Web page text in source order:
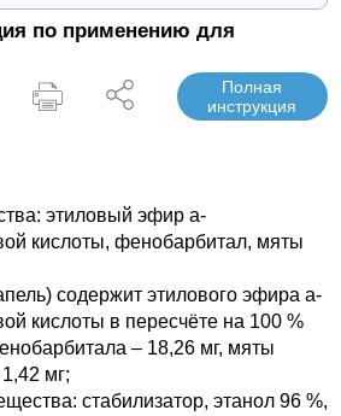
по применению для
Полная
инструкция
этиловый эфир a-
кислоты, фенобарбитал, мяты
содержит этилового эфира a-
кислоты в пересчёте на 100 %
‒ 18,26 мг, мяты
мг;
стабилизатор, этанол 96 %,